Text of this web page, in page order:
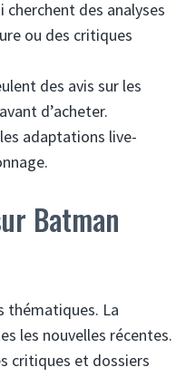
cherchent des analyses
ou des critiques
des avis sur les
d’acheter.
adaptations live-
Batman
thématiques. La
les nouvelles récentes.
critiques et dossiers